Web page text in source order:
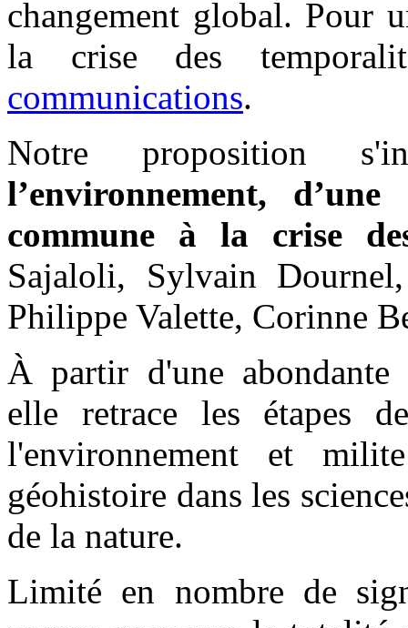
changement global. Pour
la crise des
communications.
Notre proposition
l’environnement,
commune à la crise
Sajaloli, Sylvain
Philippe Valette, Corinne
À partir d'une
elle retrace les étapes
l'environnement et
géohistoire dans les
de la nature.
Limité en nombre de